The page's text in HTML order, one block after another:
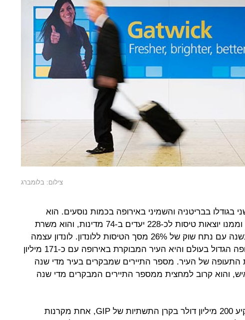
צילום: בלומברג
בגודלו בבריטניה והשמיני באירופה בכמות נוסעים. הוא
ממוקם בדרום לונדון וממנו יוצאות טיסות לכ-228 יעדים ב-74 מדינות, והוא משרת
כ-46 מיליון נוסעים בשנה עם נתח שוק של 26% מסך הטיסות ללונדון. לונדון עצמה
נחשבת למרכז התעופה הגדול בעולם והיא העיר המבוקרת באירופה עם כ-171 מיליון
התעופה של העיר. מספר התיירים שמבקרים בעיר מדי שנה
20 מיליון איש, והוא קרוב למחצית ממספר התיירים המבקרים מדי שנה
מגדל הספיקה להשקיע 200 מיליון דולר בקרן התשתיות של GIP, אחת מקרנות